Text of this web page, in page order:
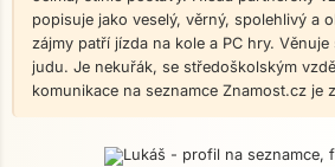
popisuje jako veselý, věrný, spolehlivý a
zájmy patří jízda na kole a PC hry.
judu. Je nekuřák, se středoškolským
komunikace na seznamce Znamost.cz je